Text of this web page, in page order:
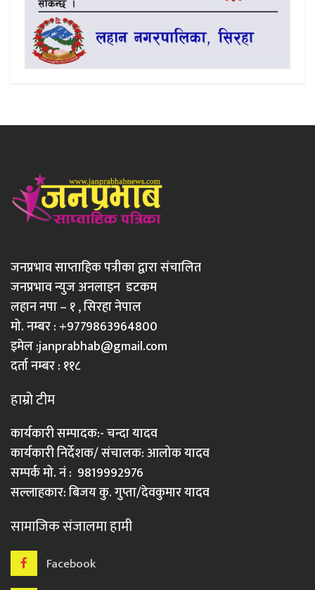
जनप्रभाव साप्ताहिक पत्रीका द्वारा संचालित
जनप्रभाव न्युज अनलाइन डटकम
लहान नपा – १ , सिरहा नेपाल
मो. नम्बर : +9779863964800
इमेल :janprabhab@gmail.com
दर्ता नम्बर : ११८
हाम्रो टीम
कार्यकारी सम्पादक:- चन्दा यादव
कार्यकारी निर्देशक/ संचालक: आलोक यादव
सम्पर्क मो. नं : 9819992976
सल्लाहकार: बिजय कु. गुप्ता/देवकुमार यादव
सामाजिक संजालमा हामी
Facebook